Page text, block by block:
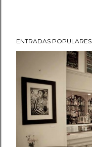
ENTRADAS POPULARES